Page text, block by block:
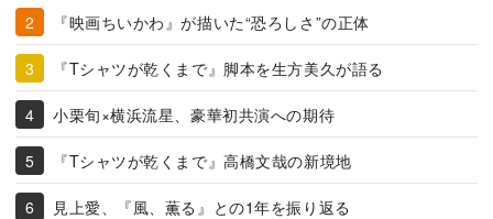
『映画ちいかわ』が描いた“恐ろしさ”の正体
『Tシャツが乾くまで』脚本を生方美久が語る
小栗旬×横浜流星、豪華初共演への期待
『Tシャツが乾くまで』高橋文哉の新境地
見上愛、『風、薫る』との1年を振り返る